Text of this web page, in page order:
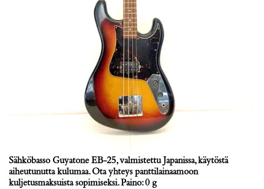
Sähköbasso Guyatone EB-25, valmistettu Japanissa, käytöstä
aiheutunutta kulumaa. Ota yhteys panttilainaamoon
kuljetusmaksuista sopimiseksi. Paino: 0 g